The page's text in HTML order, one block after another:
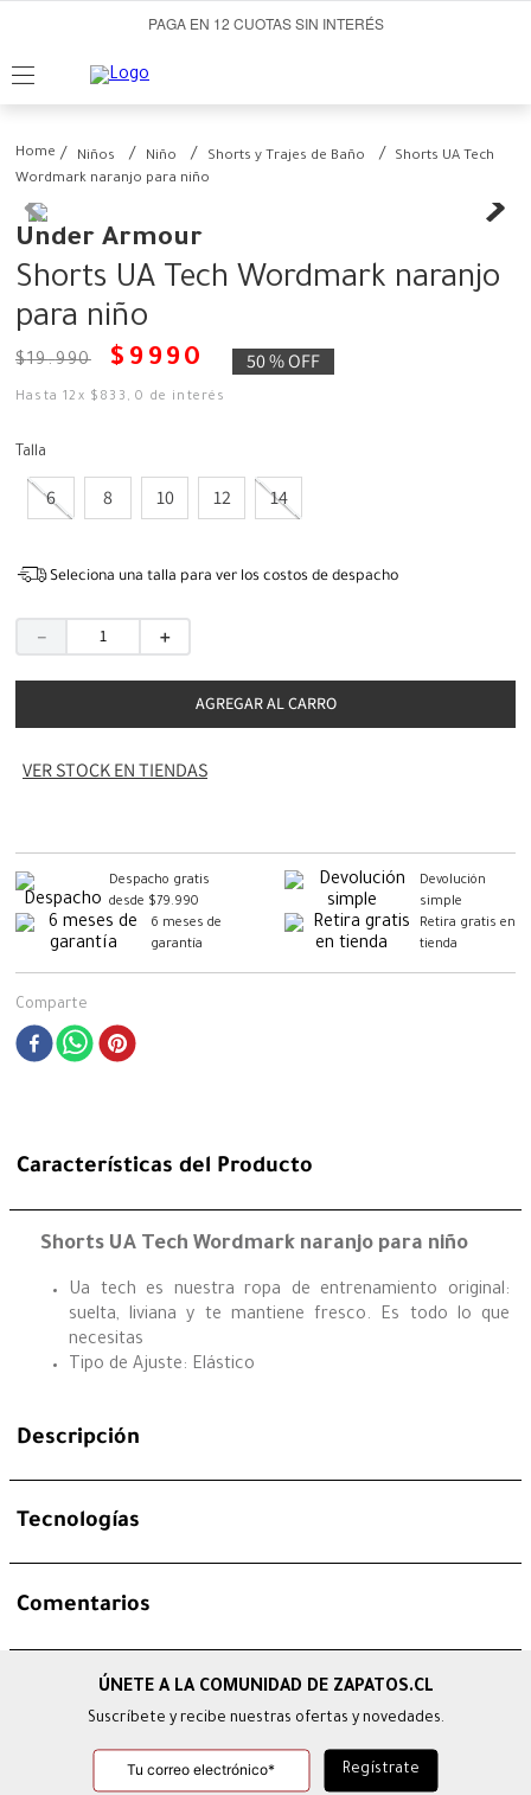
PAGA EN 12 CUOTAS SIN INTERÉS
Niños Niño Shorts y Trajes de Baño
Shorts UA Tech
Wordmark naranjo para niño
Under Armour
Shorts UA Tech Wordmark naranjo
para niño
$19.990 $ 9990 50 %OFF
Hasta12 x $ 833 ,0 de interés
Talla
6 8 10 12 14
Seleciona una talla para ver los costos de despacho
＋
－
AGREGAR AL CARRO
VER STOCK EN TIENDAS
Despacho gratis
desde $79.990
Devolución
simple
6 meses de
garantía
Retira gratis en
tienda
Comparte
Características del Producto
Shorts UA Tech Wordmark naranjo para niño
Ua tech es nuestra ropa de entrenamiento original:
suelta, liviana y te mantiene fresco. Es todo lo que
necesitas
Tipo de Ajuste: Elástico
Descripción
Tecnologías
Comentarios
Suscríbete y recibe nuestras ofertas y novedades.